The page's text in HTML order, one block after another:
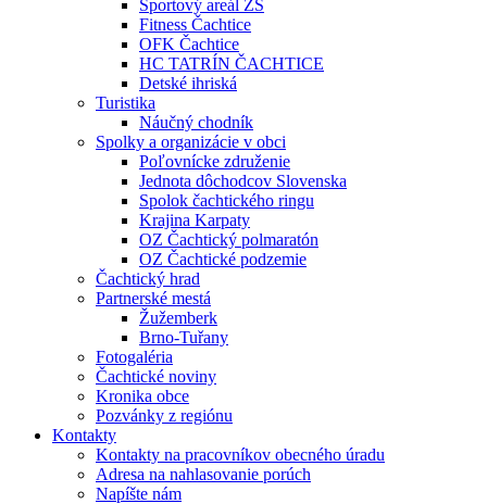
Športový areál ZŠ
Fitness Čachtice
OFK Čachtice
HC TATRÍN ČACHTICE
Detské ihriská
Turistika
Náučný chodník
Spolky a organizácie v obci
Poľovnícke združenie
Jednota dôchodcov Slovenska
Spolok čachtického ringu
Krajina Karpaty
OZ Čachtický polmaratón
OZ Čachtické podzemie
Čachtický hrad
Partnerské mestá
Žužemberk
Brno-Tuřany
Fotogaléria
Čachtické noviny
Kronika obce
Pozvánky z regiónu
Kontakty
Kontakty na pracovníkov obecného úradu
Adresa na nahlasovanie porúch
Napíšte nám